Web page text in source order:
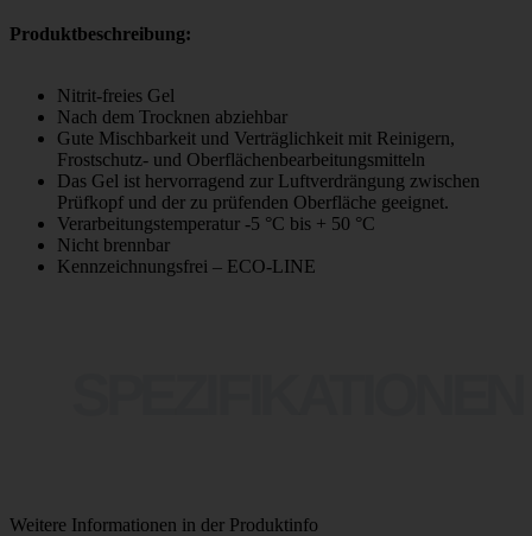
Produktbeschreibung:
Nitrit-freies Gel
Nach dem Trocknen abziehbar
Gute Mischbarkeit und Verträglichkeit mit Reinigern,
Frostschutz- und Oberflächenbearbeitungsmitteln
Das Gel ist hervorragend zur Luftverdrängung zwischen
Prüfkopf und der zu prüfenden Oberfläche geeignet.
Verarbeitungstemperatur -5 °C bis + 50 °C
Nicht brennbar
Kennzeichnungsfrei – ECO-LINE
Weitere Informationen in der Produktinfo